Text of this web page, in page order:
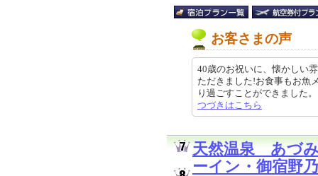
お客さまの声
40歳のお祝いに、懐かしい
ただきました!お食事もお魚
り過ごすことができました
つづきはこちら
天然温泉 あづ
ーイン・御宿野